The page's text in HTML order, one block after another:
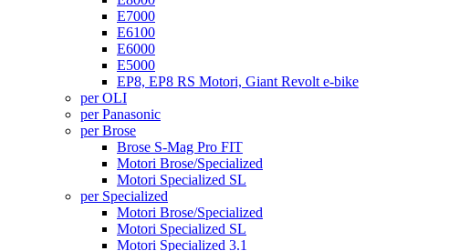
E7000
E6100
E6000
E5000
EP8, EP8 RS Motori, Giant Revolt e-bike
per OLI
per Panasonic
per Brose
Brose S-Mag Pro FIT
Motori Brose/Specialized
Motori Specialized SL
per Specialized
Motori Brose/Specialized
Motori Specialized SL
Motori Specialized 3.1